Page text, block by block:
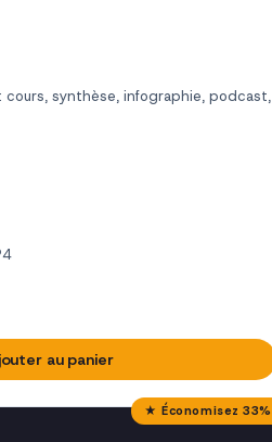
synthèse, infographie, podcast,
au panier
★ Économisez 33%